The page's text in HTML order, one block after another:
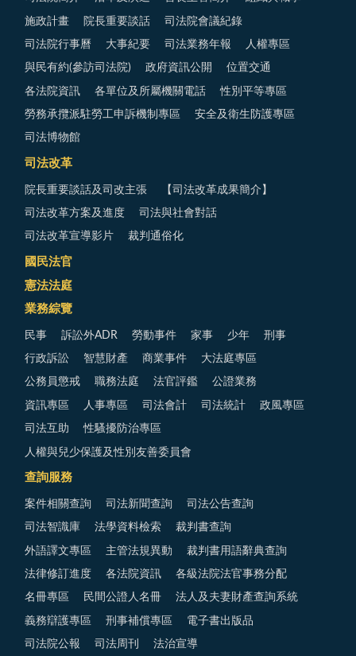
施政計畫 院長重要談話 司法院會議紀錄
司法院行事曆 大事紀要 司法業務年報 人權專區
與民有約(參訪司法院) 政府資訊公開 位置交通
各法院資訊 各單位及所屬機關電話 性別平等專區
勞務承攬派駐勞工申訴機制專區 安全及衛生防護專區
司法博物館
司法改革
院長重要談話及司改主張 【司法改革成果簡介】
司法改革方案及進度 司法與社會對話
司法改革宣導影片 裁判通俗化
國民法官
憲法法庭
業務綜覽
民事 訴訟外ADR 勞動事件 家事 少年 刑事
行政訴訟 智慧財產 商業事件 大法庭專區
公務員懲戒 職務法庭 法官評鑑 公證業務
資訊專區 人事專區 司法會計 司法統計 政風專區
司法互助 性騷擾防治專區
人權與兒少保護及性別友善委員會
查詢服務
案件相關查詢 司法新聞查詢 司法公告查詢
司法智識庫 法學資料檢索 裁判書查詢
外語譯文專區 主管法規異動 裁判書用語辭典查詢
法律修訂進度 各法院資訊 各級法院法官事務分配
名冊專區 民間公證人名冊 法人及夫妻財產查詢系統
義務辯護專區 刑事補償專區 電子書出版品
司法院公報 司法周刊 法治宣導